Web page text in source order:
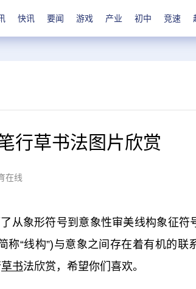
快讯 要闻 游戏 产业 初中 竞速
行草书法图片欣赏
在线
从象形符号到意象性审美线构象征符
称“线构”)与意象之间存在着有机的联
草书法欣赏，希望你们喜欢。